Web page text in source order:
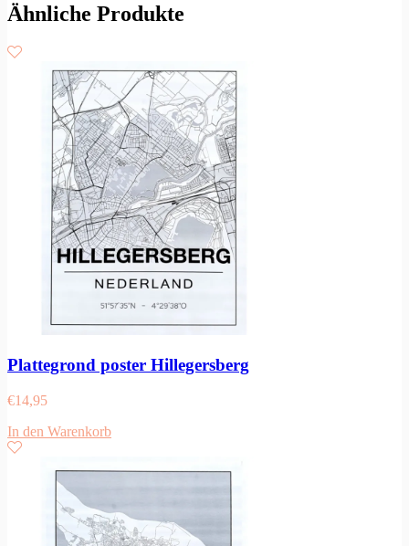
Ähnliche Produkte
Plattegrond poster Hillegersberg
€14,95
In den Warenkorb